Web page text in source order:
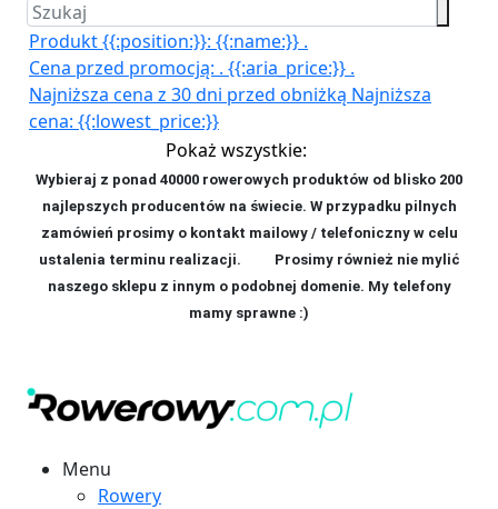
Produkt {{:position:}}: {{:name:}} .
Cena przed promocją: . {{:aria_price:}} .
Najniższa cena z 30 dni przed obniżką Najniższa
cena: {{:lowest_price:}}
Pokaż wszystkie:
Wybieraj z ponad 40000 rowerowych produktów od blisko 200
najlepszych producentów na świecie. W przypadku pilnych
zamówień prosimy o kontakt mailowy / telefoniczny w celu
ustalenia terminu realizacji. Prosimy również nie mylić
naszego sklepu z innym o podobnej domenie. My telefony
mamy sprawne :)
Menu
Rowery